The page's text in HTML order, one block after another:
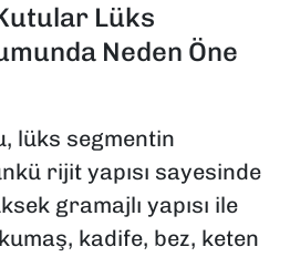
Lüks
Neden Öne
lüks segmentin
rijit yapısı sayesinde
gramajlı yapısı ile
kadife, bez, keten